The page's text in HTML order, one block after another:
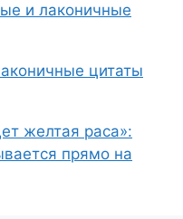
и лаконичные
цитаты
желтая раса»:
прямо на